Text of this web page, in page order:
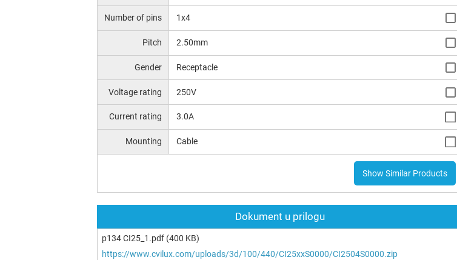
Number of pins 1x4
Pitch 2.50mm
Gender Receptacle
Voltage rating 250V
Current rating 3.0A
Mounting Cable
Show Similar Products
Dokument u prilogu
p134 CI25_1.pdf (400 KB)
https://www.cvilux.com/uploads/3d/100/440/CI25xxS0000/CI2504S0000.zip